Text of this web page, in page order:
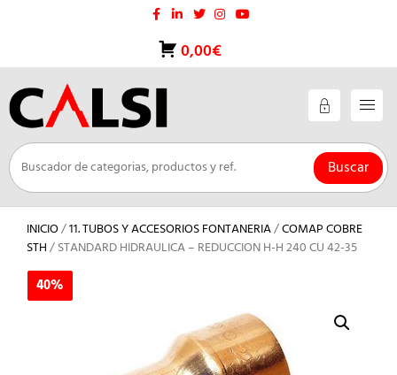
0,00€
Buscar
INICIO/11. TUBOS Y ACCESORIOS FONTANERIA/COMAP COBRE
STH/ STANDARD HIDRAULICA – REDUCCION H-H 240 CU 42-35
40%
40%